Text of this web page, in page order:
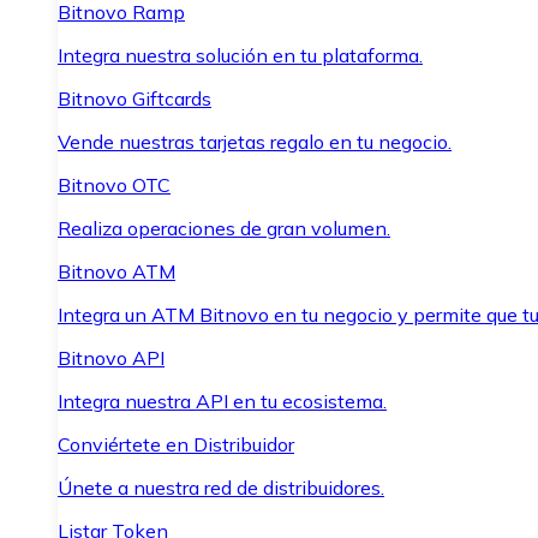
Bitnovo Ramp
Integra nuestra solución en tu plataforma.
Bitnovo Giftcards
Vende nuestras tarjetas regalo en tu negocio.
Bitnovo OTC
Realiza operaciones de gran volumen.
Bitnovo ATM
Integra un ATM Bitnovo en tu negocio y permite que
Bitnovo API
Integra nuestra API en tu ecosistema.
Conviértete en Distribuidor
Únete a nuestra red de distribuidores.
Listar Token